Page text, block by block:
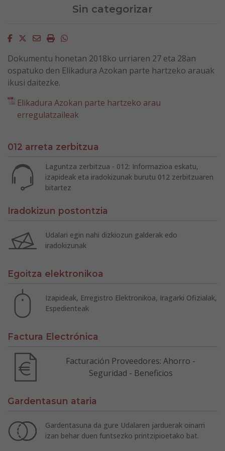
Sin categorizar
Facebook
Twitter
EmailImprimirWhatsapp
Dokumentu honetan 2018ko urriaren 27 eta 28an
ospatuko den Elikadura Azokan parte hartzeko arauak
ikusi daitezke.
Elikadura Azokan parte hartzeko arau
erregulatzaileak
012 arreta zerbitzua
Laguntza zerbitzua - 012: Informazioa eskatu,
izapideak eta iradokizunak burutu 012 zerbitzuaren
bitartez
Iradokizun postontzia
Udalari egin nahi dizkiozun galderak edo
iradokizunak
Egoitza elektronikoa
Izapideak, Erregistro Elektronikoa, Iragarki Ofizialak,
Espedienteak
Factura Electrónica
Facturación Proveedores: Ahorro -
Seguridad - Beneficios
Gardentasun ataria
Gardentasuna da gure Udalaren jarduerak oinarri
izan behar duen funtsezko printzipioetako bat.